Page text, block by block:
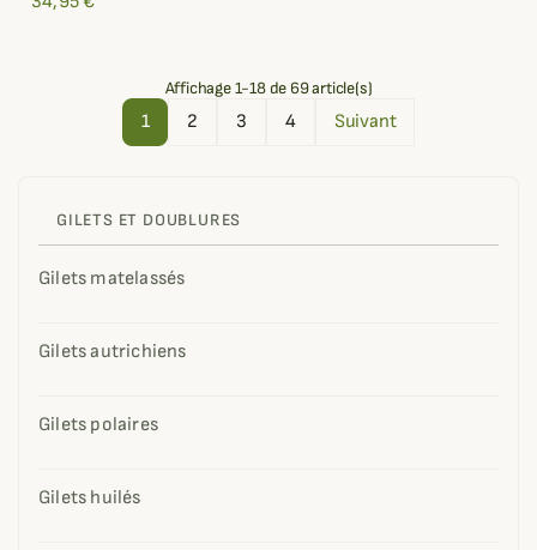
GILETS ET DOUBLURES
Gilets matelassés
Gilets autrichiens
Gilets polaires
Gilets huilés
Affichage 1-18 de 69 article(s)
1 2 3 4 Suivant